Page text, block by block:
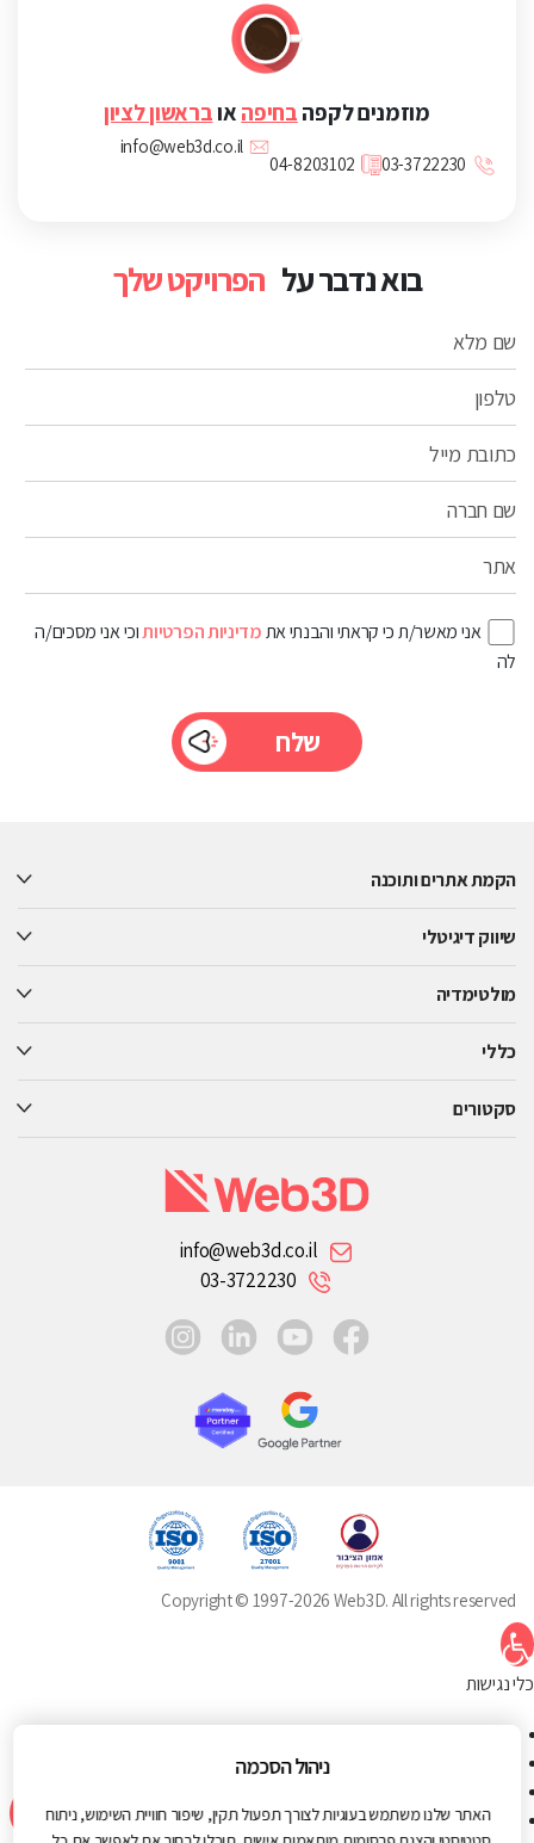
בוא נדבר על הפרויקט שלך
שם מלא
טלפון
כתובת מייל
שם חברה
אתר
אני מאשר/ת כי קראתי והבנתי אתמדיניות הפרטיותוכי אני מסכים/ה
לה
field
מוזמנים לקפה בחיפה אובראשון לציון
03-3722230
04-8203102
info@web3d.co.il
הקמת אתרים ותוכנה
שיווק דיגיטלי
מולטימדיה
כללי
סקטורים
info@web3d.co.il
03-3722230
facebook
youtube
linkedin
Copyright © 1997-2026 Web3D. All rights reserved
פתח סרגל נגישות
כלי נגישות
הגדל טקסט
ניגודיות גבוהה
ניהול הסכמה
האתר שלנו משתמש בעוגיות לצורך תפעול תקין, שיפור חוויית השימוש, ניתוח